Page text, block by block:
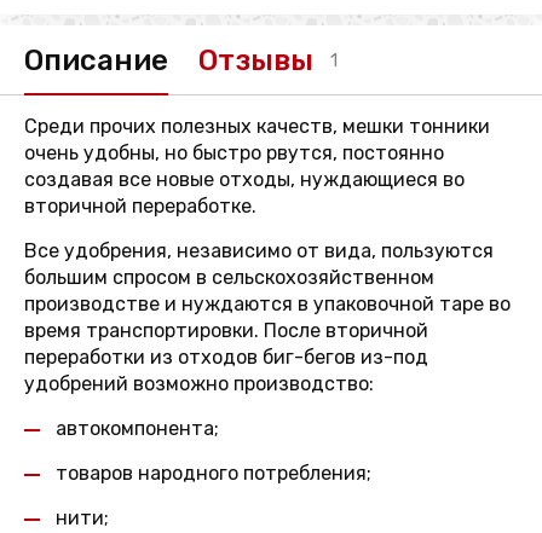
Описание Отзывы 1
Среди прочих полезных качеств, мешки тонники
очень удобны, но быстро рвутся, постоянно
создавая все новые отходы, нуждающиеся во
вторичной переработке.
Все удобрения, независимо от вида, пользуются
большим спросом в сельскохозяйственном
производстве и нуждаются в упаковочной таре во
время транспортировки. После вторичной
переработки из отходов биг-бегов из-под
удобрений возможно производство:
автокомпонента;
товаров народного потребления;
нити;